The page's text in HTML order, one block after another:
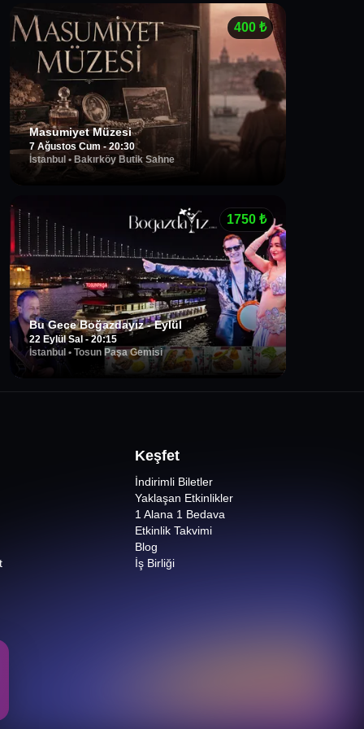
400₺
Masumiyet Müzesi
7 Ağustos Cum - 20:30
İstanbul •Bakırköy Butik Sahne
1750₺
Bu Gece Boğazdayız - Eylül
22 Eylül Sal - 20:15
İstanbul •Tosun Paşa Gemisi
Keşfet
İndirimli Biletler
Yaklaşan Etkinlikler
1 Alana 1 Bedava
Etkinlik Takvimi
Blog
İş Birliği